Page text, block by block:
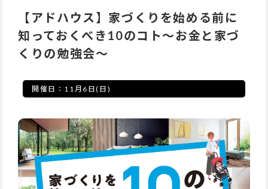
【アドハウス】家づくりを始める前に
知っておくべき10のコト～お金と家づ
くりの勉強会～
開催日： 11月6日(日)